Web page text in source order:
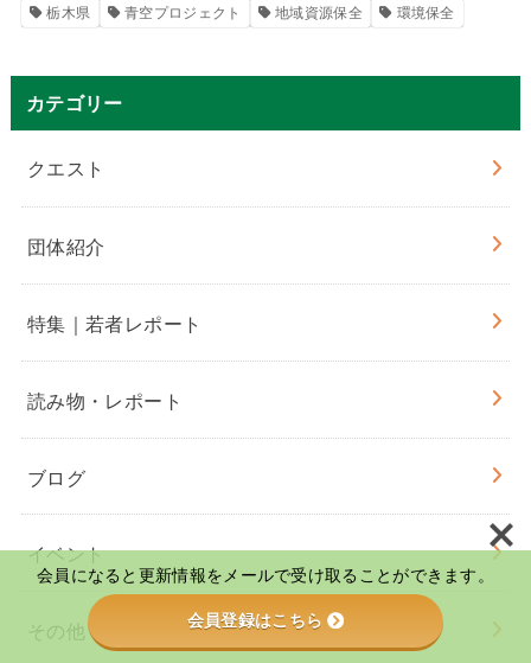
栃木県
青空プロジェクト 地域資源保全 環境保全
カテゴリー
クエスト
団体紹介
特集｜若者レポート
読み物・レポート
ブログ
イベント
その他
会員になると更新情報をメールで受け取ることができます。
会員登録はこちら